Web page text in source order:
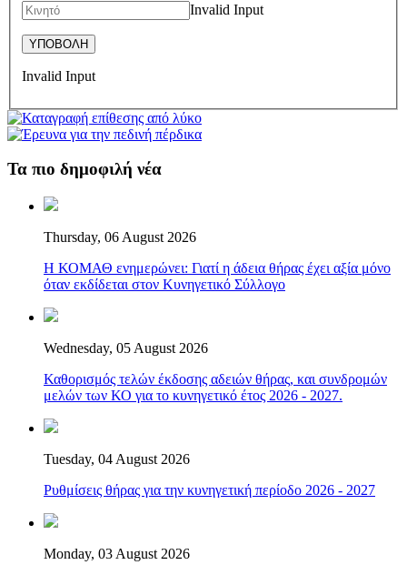
Invalid Input
Invalid Input
Τα πιο δημοφιλή νέα
Thursday, 06 August 2026
Η ΚΟΜΑΘ ενημερώνει: Γιατί η άδεια θήρας έχει αξία μόνο
όταν εκδίδεται στον Κυνηγετικό Σύλλογο
Wednesday, 05 August 2026
Καθορισμός τελών έκδοσης αδειών θήρας, και συνδρομών
μελών των ΚΟ για το κυνηγετικό έτος 2026 - 2027.
Tuesday, 04 August 2026
Ρυθμίσεις θήρας για την κυνηγετική περίοδο 2026 - 2027
Monday, 03 August 2026